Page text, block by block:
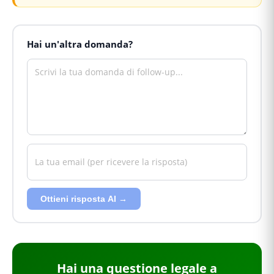
Hai un'altra domanda?
Ottieni risposta AI →
Hai una questione legale a